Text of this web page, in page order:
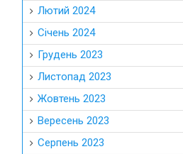
Лютий 2024
Січень 2024
Грудень 2023
Листопад 2023
Жовтень 2023
Вересень 2023
Серпень 2023